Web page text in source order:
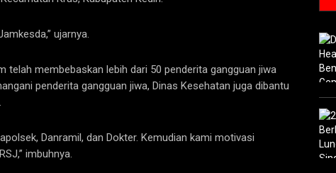
ujarnya.
telah membebaskan lebih dari 50 penderita gangguan jiwa
penderita gangguan jiwa, Dinas Kesehatan juga dibantu
Danramil, dan Dokter. Kemudian kami motivasi
imbuhnya.